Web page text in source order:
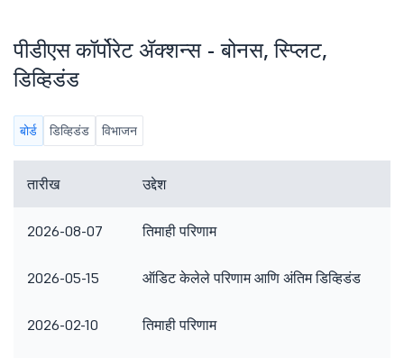
पीडीएस कॉर्पोरेट ॲक्शन्स - बोनस, स्प्लिट,
डिव्हिडंड
बोर्ड डिव्हिडंड विभाजन
तारीख उद्देश
2026-08-07 तिमाही परिणाम
2026-05-15 ऑडिट केलेले परिणाम आणि अंतिम डिव्हिडंड
2026-02-10 तिमाही परिणाम